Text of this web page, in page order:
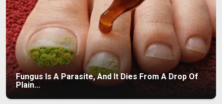
Fungus Is A Parasite, And It Dies From A Drop Of
Plain...